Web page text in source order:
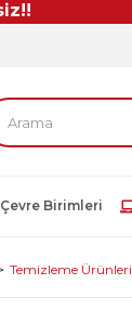
Çevre Birimleri
Temizleme Ürünleri